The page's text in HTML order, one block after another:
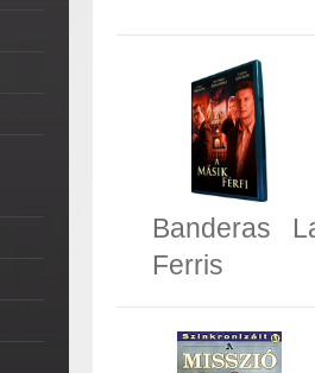
Banderas
Ferris